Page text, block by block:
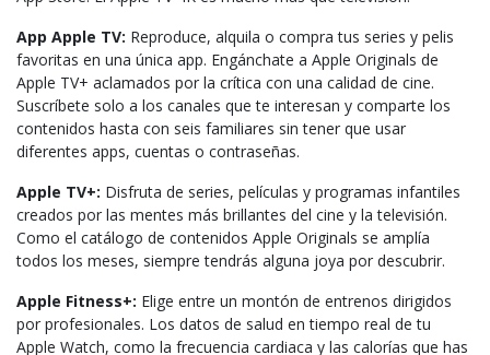
App Apple TV: Reproduce, alquila o compra tus series y pelis
favoritas en una única app. Engánchate a Apple Originals de
Apple TV+ aclamados por la crítica con una calidad de cine.
Suscríbete solo a los canales que te interesan y comparte los
contenidos hasta con seis familiares sin tener que usar
diferentes apps, cuentas o contraseñas.
Apple TV+: Disfruta de series, películas y programas infantiles
creados por las mentes más brillantes del cine y la televisión.
Como el catálogo de contenidos Apple Originals se amplía
todos los meses, siempre tendrás alguna joya por descubrir.
Apple Fitness+: Elige entre un montón de entrenos dirigidos
por profesionales. Los datos de salud en tiempo real de tu
Apple Watch, como la frecuencia cardiaca y las calorías que has